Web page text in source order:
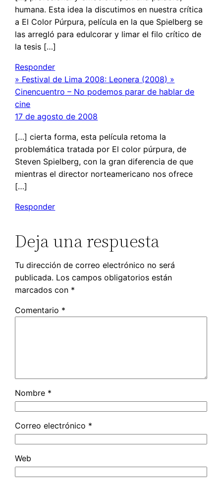
humana. Esta idea la discutimos en nuestra crítica
a El Color Púrpura, película en la que Spielberg se
las arregló para edulcorar y limar el filo crítico de
la tesis […]
Responder
» Festival de Lima 2008: Leonera (2008) »
Cinencuentro – No podemos parar de hablar de
cine
17 de agosto de 2008
[…] cierta forma, esta película retoma la
problemática tratada por El color púrpura, de
Steven Spielberg, con la gran diferencia de que
mientras el director norteamericano nos ofrece
[…]
Responder
Deja una respuesta
Tu dirección de correo electrónico no será
publicada. Los campos obligatorios están
marcados con *
Comentario *
Nombre *
Correo electrónico *
Web